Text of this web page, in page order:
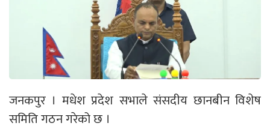
जनकपुर । मधेश प्रदेश सभाले संसदीय छानबीन विशेष
समिति गठन गरेको छ ।